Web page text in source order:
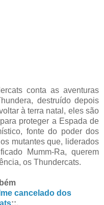
conta as aventuras
destruído depois
à terra natal, eles são
proteger a Espada de
fonte do poder dos
mutantes que, liderados
Mumm-Ra, querem
os Thundercats.
cancelado dos